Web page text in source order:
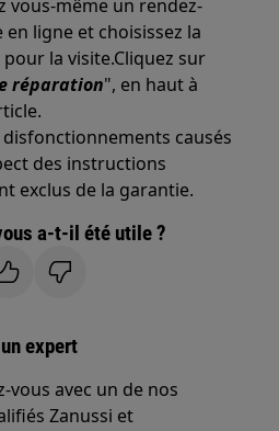
vous-même un rendez-
en ligne et choisissez la
la visite.Cliquez sur
réparation", en haut à
disfonctionnements causés
des instructions
exclus de la garantie.
a-t-il été utile ?
expert
vous avec un de nos
Zanussi et